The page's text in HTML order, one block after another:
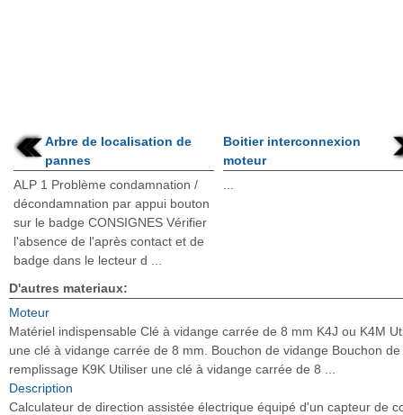
Arbre de localisation de
pannes
ALP 1 Problème condamnation /
décondamnation par appui bouton
sur le badge CONSIGNES Vérifier
l'absence de l'après contact et de
badge dans le lecteur d ...
Boitier interconnexion
moteur
D'autres materiaux:
Moteur
Matériel indispensable Clé à vidange carrée de 8 mm K4J ou K4M
une clé à vidange carrée de 8 mm. Bouchon de vidange Bouchon de
remplissage K9K Utiliser une clé à vidange carrée de 8 ...
Description
Calculateur de direction assistée électrique équipé d'un capteur de